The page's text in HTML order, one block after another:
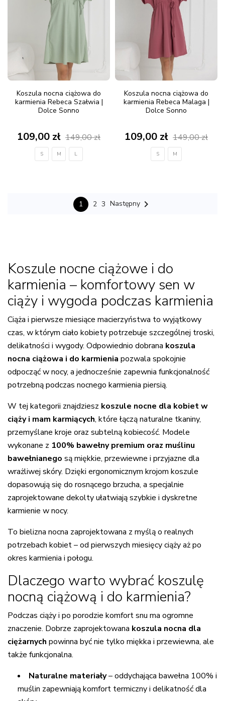
Koszula nocna ciążowa do
karmienia Rebeca Szałwia |
Dolce Sonno
109,00 zł 149,00 zł
S M L
Koszula nocna ciążowa do
karmienia Rebeca Malaga |
Dolce Sonno
109,00 zł 149,00 zł
S M
1 2 3 Następny
Koszule nocne ciążowe i do
karmienia – komfortowy sen w
ciąży i wygoda podczas karmienia
Ciąża i pierwsze miesiące macierzyństwa to wyjątkowy
czas, w którym ciało kobiety potrzebuje szczególnej troski,
delikatności i wygody. Odpowiednio dobrana koszula
nocna ciążowa i do karmienia pozwala spokojnie
odpocząć w nocy, a jednocześnie zapewnia funkcjonalność
potrzebną podczas nocnego karmienia piersią.
W tej kategorii znajdziesz koszule nocne dla kobiet w
ciąży i mam karmiących, które łączą naturalne tkaniny,
przemyślane kroje oraz subtelną kobiecość. Modele
wykonane z 100% bawełny premium oraz muślinu
bawełnianego są miękkie, przewiewne i przyjazne dla
wrażliwej skóry. Dzięki ergonomicznym krojom koszule
dopasowują się do rosnącego brzucha, a specjalnie
zaprojektowane dekolty ułatwiają szybkie i dyskretne
karmienie w nocy.
To bielizna nocna zaprojektowana z myślą o realnych
potrzebach kobiet – od pierwszych miesięcy ciąży aż po
okres karmienia i połogu.
Dlaczego warto wybrać koszulę
nocną ciążową i do karmienia?
Podczas ciąży i po porodzie komfort snu ma ogromne
znaczenie. Dobrze zaprojektowana koszula nocna dla
ciężarnych powinna być nie tylko miękka i przewiewna, ale
także funkcjonalna.
Naturalne materiały– oddychająca bawełna 100% i
muślin zapewniają komfort termiczny i delikatność dla